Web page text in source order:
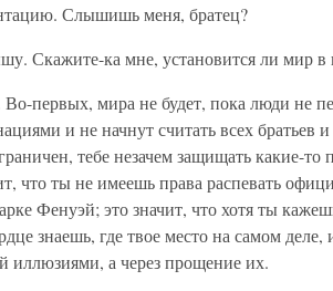
Слышишь меня, братец?
Скажите-ка мне, установится ли мир в
первых, мира не будет, пока люди не
и не начнут считать всех братьев
тебе незачем защищать какие-то
что ты не имеешь права распевать
Фенуэй; это значит, что хотя ты
знаешь, где твое место на самом
иллюзиями, а через прощение их.